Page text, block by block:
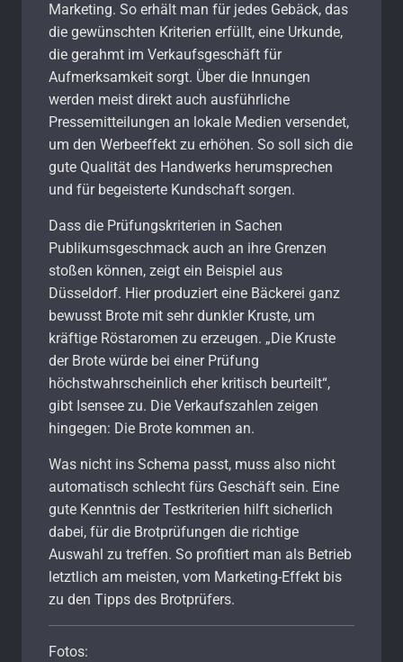
Marketing. So erhält man für jedes Gebäck, das
die gewünschten Kriterien erfüllt, eine Urkunde,
die gerahmt im Verkaufsgeschäft für
Aufmerksamkeit sorgt. Über die Innungen
werden meist direkt auch ausführliche
Pressemitteilungen an lokale Medien versendet,
um den Werbeeffekt zu erhöhen. So soll sich die
gute Qualität des Handwerks herumsprechen
und für begeisterte Kundschaft sorgen.
Dass die Prüfungskriterien in Sachen
Publikumsgeschmack auch an ihre Grenzen
stoßen können, zeigt ein Beispiel aus
Düsseldorf. Hier produziert eine Bäckerei ganz
bewusst Brote mit sehr dunkler Kruste, um
kräftige Röstaromen zu erzeugen. „Die Kruste
der Brote würde bei einer Prüfung
höchstwahrscheinlich eher kritisch beurteilt“,
gibt Isensee zu. Die Verkaufszahlen zeigen
hingegen: Die Brote kommen an.
Was nicht ins Schema passt, muss also nicht
automatisch schlecht fürs Geschäft sein. Eine
gute Kenntnis der Testkriterien hilft sicherlich
dabei, für die Brotprüfungen die richtige
Auswahl zu treffen. So profitiert man als Betrieb
letztlich am meisten, vom Marketing-Effekt bis
zu den Tipps des Brotprüfers.
Fotos: